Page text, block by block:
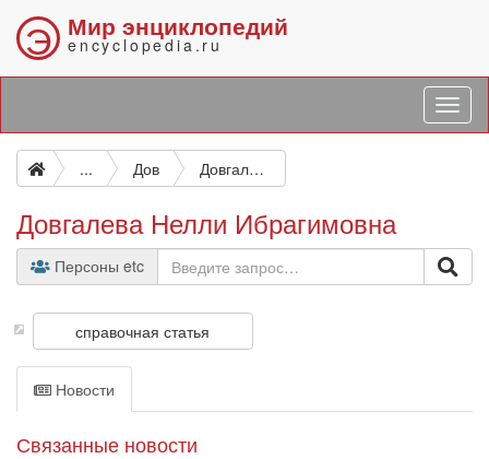
Э Мир энциклопедий
encyclopedia.ru
... Дов Довгалева Нелли Ибрагимовна
Довгалева Нелли Ибрагимовна
Персоны etc
справочная статья
Новости
Связанные новости